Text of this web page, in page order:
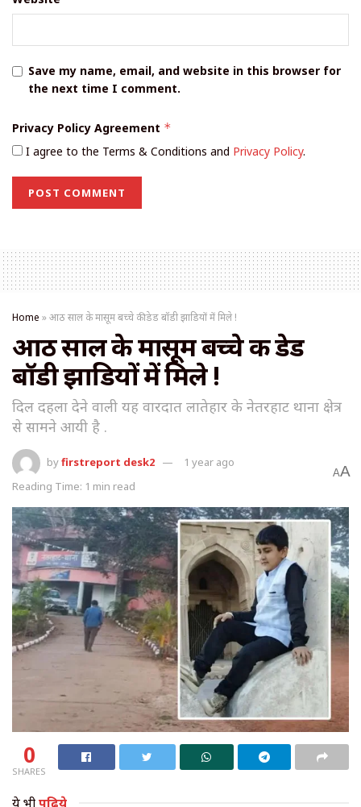
Save my name, email, and website in this browser for
the next time I comment.
Privacy Policy Agreement *
I agree to the Terms & Conditions and Privacy Policy.
Home »आठ साल के मासूम बच्चे की डेड बॉडी झाडियों में मिले !
आठ साल के मासूम बच्चे की डेड
बॉडी झाडियों में मिले !
दिल दहला देने वाली यह वारदात लातेहार के नेतरहाट थाना क्षेत्र
से सामने आयी है .
byfirstreport desk2
1 year ago
Reading Time: 1 min read
AA
0
SHARES
ये भीपढ़िये